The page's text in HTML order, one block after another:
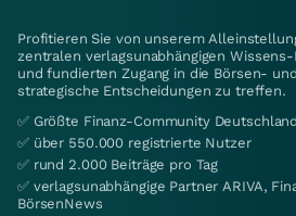
Profitieren Sie von unserem
zentralen verlagsunabhängigen
und fundierten Zugang in die Börsen-
strategische Entscheidungen zu treffen.
✅ Größte Finanz-Community
✅ über 550.000 registrierte Nutzer
✅ rund 2.000 Beiträge pro Tag
✅ verlagsunabhängige Partner ARIVA,
BörsenNews